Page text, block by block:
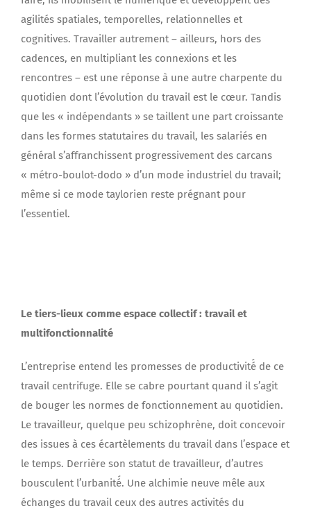
agilités spatiales, temporelles, relationnelles et
cognitives. Travailler autrement – ailleurs, hors des
cadences, en multipliant les connexions et les
rencontres – est une réponse à une autre charpente du
quotidien dont l’évolution du travail est le cœur. Tandis
que les « indépendants » se taillent une part croissante
dans les formes statutaires du travail, les salariés en
général s’affranchissent progressivement des carcans
« métro-boulot-dodo » d’un mode industriel du travail;
même si ce mode taylorien reste prégnant pour
l’essentiel.
Le tiers-lieux comme espace collectif : travail et
multifonctionnalité
L’entreprise entend les promesses de productivité́ de ce
travail centrifuge. Elle se cabre pourtant quand il s’agit
de bouger les normes de fonctionnement au quotidien.
Le travailleur, quelque peu schizophrène, doit concevoir
des issues à ces écartèlements du travail dans l’espace et
le temps. Derrière son statut de travailleur, d’autres
bousculent l’urbanité́. Une alchimie neuve mêle aux
échanges du travail ceux des autres activités du